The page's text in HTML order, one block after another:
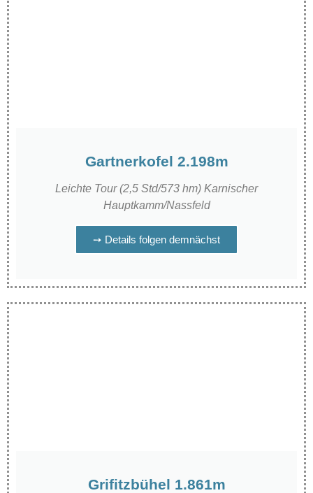
Gartnerkofel 2.198m
Leichte Tour (2,5 Std/573 hm) Karnischer
Hauptkamm/Nassfeld
➙ Details folgen demnächst
Grifitzbühel 1.861m